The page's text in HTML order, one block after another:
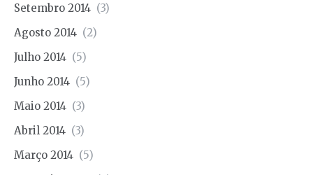
Setembro 2014 (3)
Agosto 2014 (2)
Julho 2014 (5)
Junho 2014 (5)
Maio 2014 (3)
Abril 2014 (3)
Março 2014 (5)